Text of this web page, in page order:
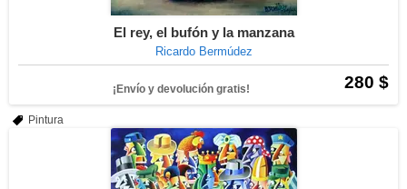
El rey, el bufón y la manzana
Ricardo Bermúdez
280 $
¡Envío y devolución gratis!
Pintura